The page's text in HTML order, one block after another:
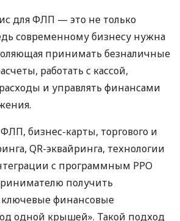
для ФЛП — это не только
современному бизнесу нужна
принимать безналичные
работать с кассой,
и управлять финансами
бизнес-карты, торгового и
QR-эквайринга, технологии
с программным РРО
получить
ключевые финансовые
одной крышей». Такой подход